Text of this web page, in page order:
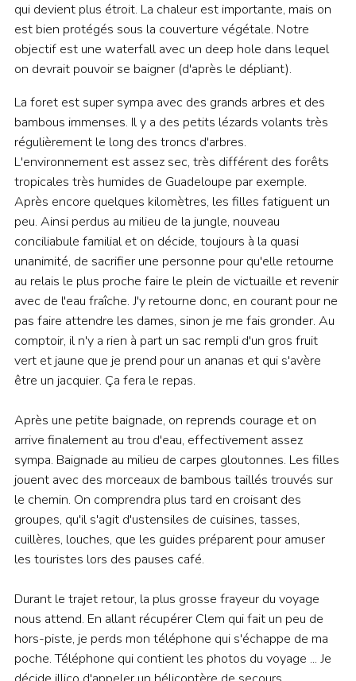
qui devient plus étroit. La chaleur est importante, mais on
est bien protégés sous la couverture végétale. Notre
objectif est une waterfall avec un deep hole dans lequel
on devrait pouvoir se baigner (d'après le dépliant).
La foret est super sympa avec des grands arbres et des
bambous immenses. Il y a des petits lézards volants très
régulièrement le long des troncs d'arbres.
L'environnement est assez sec, très différent des forêts
tropicales très humides de Guadeloupe par exemple.
Après encore quelques kilomètres, les filles fatiguent un
peu. Ainsi perdus au milieu de la jungle, nouveau
conciliabule familial et on décide, toujours à la quasi
unanimité, de sacrifier une personne pour qu'elle retourne
au relais le plus proche faire le plein de victuaille et revenir
avec de l'eau fraîche. J'y retourne donc, en courant pour ne
pas faire attendre les dames, sinon je me fais gronder. Au
comptoir, il n'y a rien à part un sac rempli d'un gros fruit
vert et jaune que je prend pour un ananas et qui s'avère
être un jacquier. Ça fera le repas.
Après une petite baignade, on reprends courage et on
arrive finalement au trou d'eau, effectivement assez
sympa. Baignade au milieu de carpes gloutonnes. Les filles
jouent avec des morceaux de bambous taillés trouvés sur
le chemin. On comprendra plus tard en croisant des
groupes, qu'il s'agit d'ustensiles de cuisines, tasses,
cuillères, louches, que les guides préparent pour amuser
les touristes lors des pauses café.
Durant le trajet retour, la plus grosse frayeur du voyage
nous attend. En allant récupérer Clem qui fait un peu de
hors-piste, je perds mon téléphone qui s'échappe de ma
poche. Téléphone qui contient les photos du voyage ... Je